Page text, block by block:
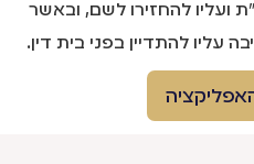
ועליו להחזירו לשם, ובאשר
עליו להתדיין בפני בית דין.